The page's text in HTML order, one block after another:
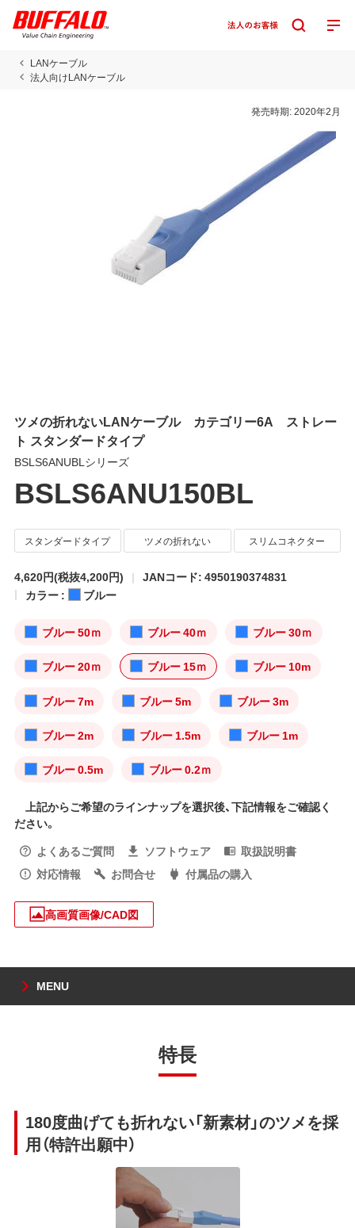
LANケーブル
法人向けLANケーブル
発売時期:2020年2月
ツメの折れないLANケーブル カテゴリー6A ストレー
ト スタンダードタイプ
BSLS6ANUBLシリーズ
BSLS6ANU150BL
スタンダードタイプ ツメの折れない スリムコネクター
4,620円(税抜4,200円)
JANコード: 4950190374831
カラー :
ブルー
ブルー 50ｍ ブルー 40ｍ ブルー 30ｍ
ブルー 20ｍ ブルー 15ｍ ブルー 10m
ブルー 7m ブルー 5m ブルー 3m
ブルー 2m ブルー 1.5m ブルー 1m
ブルー 0.5m ブルー 0.2ｍ
上記からご希望のラインナップを選択後、下記情報をご確認く
ださい。
よくあるご質問
ソフトウェア
取扱説明書
対応情報
お問合せ 付属品の購入
高画質画像/CAD図
MENU
特長
180度曲げても折れない「新素材」のツメを採
用（特許出願中）